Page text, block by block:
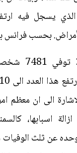
الذي يسجل فيه
بحسب
ففي
مع الاشارة الى ان
اسبابها،
عن ثلث الوفيات